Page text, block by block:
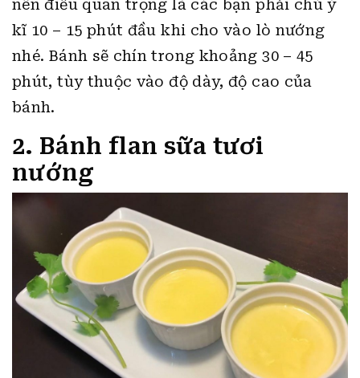
nên điều quan trọng là các bạn phải chú ý
kĩ 10 – 15 phút đầu khi cho vào lò nướng
nhé. Bánh sẽ chín trong khoảng 30 – 45
phút, tùy thuộc vào độ dày, độ cao của
bánh.
2. Bánh flan sữa tươi
nướng